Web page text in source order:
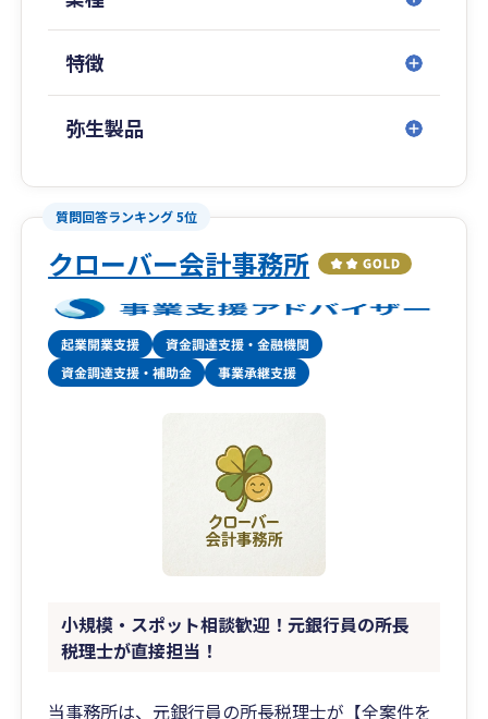
特徴
弥生製品
質問回答ランキング 5位
クローバー会計事務所
小規模・スポット相談歓迎！元銀行員の所長
税理士が直接担当！
当事務所は、元銀行員の所長税理士が【全案件を